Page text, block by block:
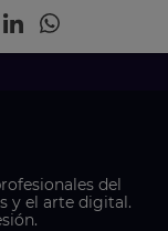
del
y el arte digital.